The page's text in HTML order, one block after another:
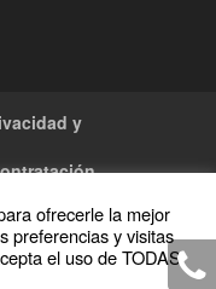
y
ofrecerle la mejor
preferencias y visitas
el uso de TODAS